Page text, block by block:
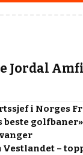
Jordal
i Norges
beste
–